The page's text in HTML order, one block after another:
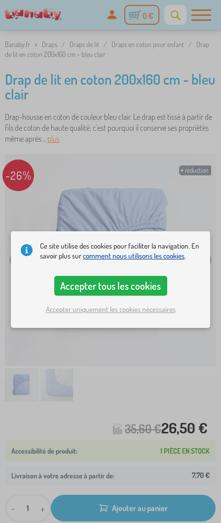
0 €
Banaby.fr » Draps / Draps de lit / Draps en coton pour enfant /
Drap
de lit en coton 200x160 cm - bleu clair
Drap de lit en coton 200x160 cm - bleu
clair
Drap-housse en coton de couleur bleu clair. Le drap est tissé à partir de
fils de coton de haute qualité, c'est pourquoi il conserve ses propriétés
même après .. plus
réduction
-26%
35,60 €26,50 €
1 PIÈCE EN STOCK
Livraison à votre adresse à partir de: 7,70 €
- + Ajouter au panier
Ce site utilise des cookies pour faciliter la navigation. En
savoir plus surcomment nous utilisons les cookies.
Accepter tous les cookies
Accepter uniquement les cookies nécessaires